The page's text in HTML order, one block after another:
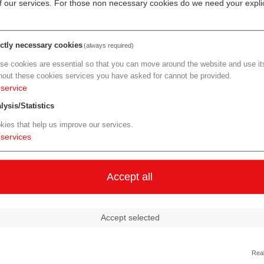
der RWA.
der Zukunft möglich
besten Köpfe und Technologien zusammenbringen. Wir
die Proteinversorgung der Zukunft zu prägen. Im Fokus
ob durch die Optimierung von Qualitätsprozessen, die
oder innovative Verwertung landwirtschaftlicher
sowie für die Agrar- und Lebensmittelbranche zu
Innovation Lab.
Gesucht werden Ideen und Lösungen für Protein Quellen,
in folgenden Kategorien:
| Smarte Verarbeitungstechnologien | Neue pflanzenbasierte
| Substrate landwirtschaftlichen Ursprungs
und industriellen Nebenströmen | Optimierte
our services. For those non necessary cookies do we need your
necessary cookies(always required)
cookies are essential so that you can move around the website and use
these cookies services you have asked for cannot be provided.
service
Statistics
that help us improve our services.
services
Accept selected
Accept all